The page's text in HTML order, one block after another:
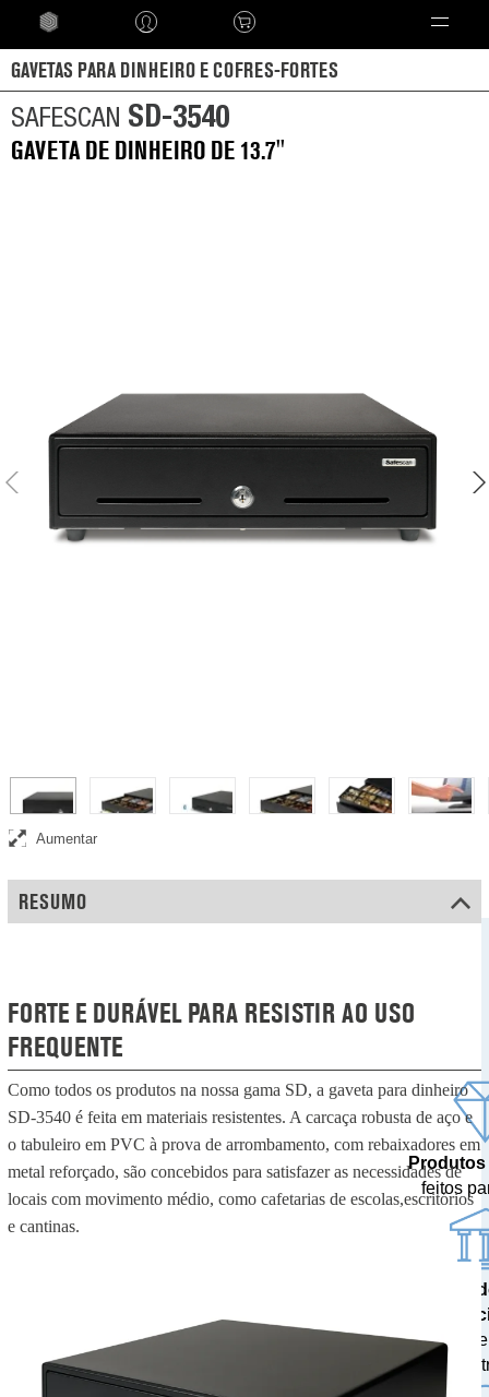
GAVETAS PARA DINHEIRO E COFRES-FORTES
SAFESCAN SD-3540
GAVETA DE DINHEIRO DE 13.7''
Gaveta para dinheiro elétrica e de abertura fácil, testada pelo menos
para 1 milhão de aberturas
Aumentar
RESUMO
FORTE E DURÁVEL PARA RESISTIR AO USO
FREQUENTE
Como todos os produtos na nossa gama SD, a gaveta para dinheiro
SD-3540 é feita em materiais resistentes. A carcaça robusta de aço e
o tabuleiro em PVC à prova de arrombamento, com rebaixadores em
metal reforçado, são concebidos para satisfazer as necessidades de
locais com movimento médio, como cafetarias de escolas,escritórios
e cantinas.
feitos
testados